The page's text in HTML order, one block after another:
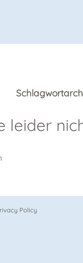
leider
Policy